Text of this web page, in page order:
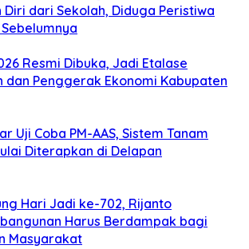
Diri dari Sekolah, Diduga Peristiwa
Resmi Dibuka, Jadi Etalase
dan Penggerak Ekonomi Kabupaten
Uji Coba PM-AAS, Sistem Tanam
Diterapkan di Delapan
Hari Jadi ke-702, Rijanto
Harus Berdampak bagi
Masyarakat